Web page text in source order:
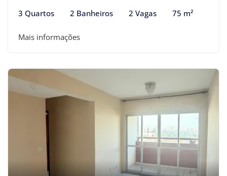
3 Quartos 2 Banheiros 2 Vagas 75 m²
Mais informações